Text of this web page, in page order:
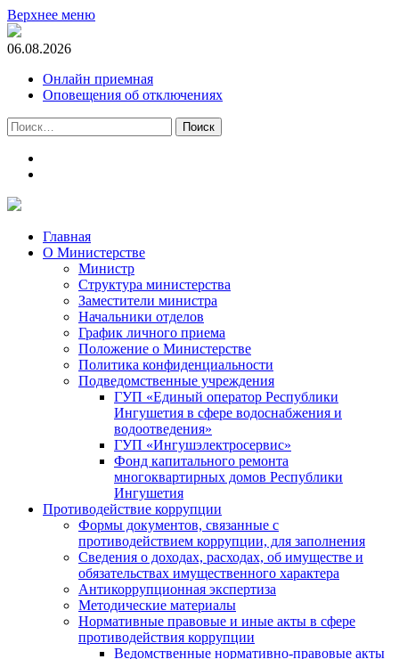
Верхнее меню
06.08.2026
Онлайн приемная
Оповещения об отключениях
Найти:
Главная
О Министерстве
Министр
Cтруктура министерства
Заместители министра
Начальники отделов
График личного приема
Положение о Министерстве
Политика конфиденциальности
Подведомственные учреждения
ГУП «Единый оператор Республики
Ингушетия в сфере водоснабжения и
водоотведения»
ГУП «Ингушэлектросервис»
Фонд капитального ремонта
многоквартирных домов Республики
Ингушетия
Противодействие коррупции
Формы документов, связанные с
противодействием коррупции, для заполнения
Сведения о доходах, расходах, об имуществе и
обязательствах имущественного характера
Антикоррупционная экспертиза
Методические материалы
Нормативные правовые и иные акты в сфере
противодействия коррупции
Ведомственные нормативно-правовые акты